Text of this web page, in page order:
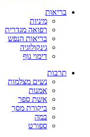
בריאות
מיניות
רפואה מגדרית
בריאות הנפש
גינקולוגיה
דימוי גוף
תרבות
נשים מצלמות
אמנות
אשת ספר
ביקורת מסך
במה
ספורט